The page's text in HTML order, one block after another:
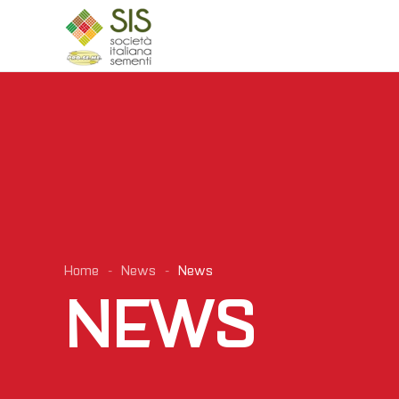
Skip to main content
Home News News
NEWS